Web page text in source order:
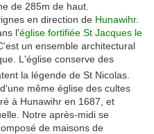
de 285m de haut.
en direction de Hunawihr.
l'église fortifiée St Jacques le
un ensemble architectural
L'église conserve des
la légende de St Nicolas.
même église des cultes
à Hunawihr en 1687, et
Notre après-midi se
de maisons de